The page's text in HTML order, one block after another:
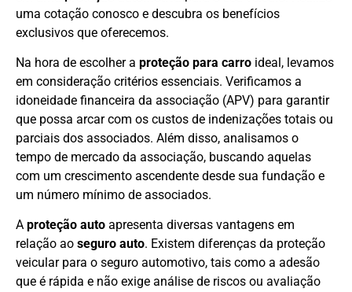
uma cotação conosco e descubra os benefícios
exclusivos que oferecemos.
Na hora de escolher a proteção para carro ideal, levamos
em consideração critérios essenciais. Verificamos a
idoneidade financeira da associação (APV) para garantir
que possa arcar com os custos de indenizações totais ou
parciais dos associados. Além disso, analisamos o
tempo de mercado da associação, buscando aquelas
com um crescimento ascendente desde sua fundação e
um número mínimo de associados.
A proteção auto apresenta diversas vantagens em
relação ao seguro auto. Existem diferenças da proteção
veicular para o seguro automotivo, tais como a adesão
que é rápida e não exige análise de riscos ou avaliação